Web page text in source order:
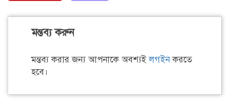
মন্তব্য করুন
মন্তব্য করার জন্য আপনাকে অবশ্যইলগইনকরতে
হবে।